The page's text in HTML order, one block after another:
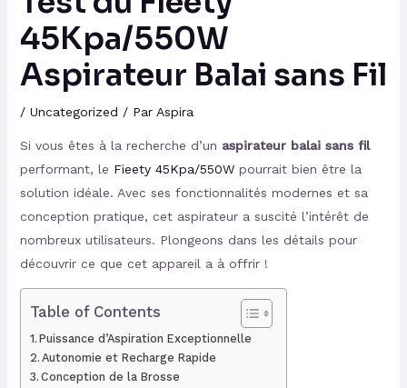
45Kpa/550W
Aspirateur Balai sans Fil
/ Uncategorized / Par Aspira
Si vous êtes à la recherche d’un aspirateur balai sans fil
performant, le Fieety 45Kpa/550Wpourrait bien être la
solution idéale. Avec ses fonctionnalités modernes et sa
conception pratique, cet aspirateur a suscité l’intérêt de
nombreux utilisateurs. Plongeons dans les détails pour
découvrir ce que cet appareil a à offrir !
Table of Contents
Puissance d’Aspiration Exceptionnelle
Autonomie et Recharge Rapide
Conception de la Brosse